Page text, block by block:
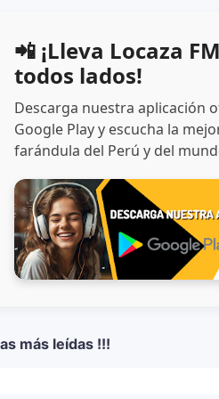
📲 ¡Lleva Locaza
todos lados!
Descarga nuestra aplicación
Google Play y escucha la
farándula del Perú y del
más leídas !!!